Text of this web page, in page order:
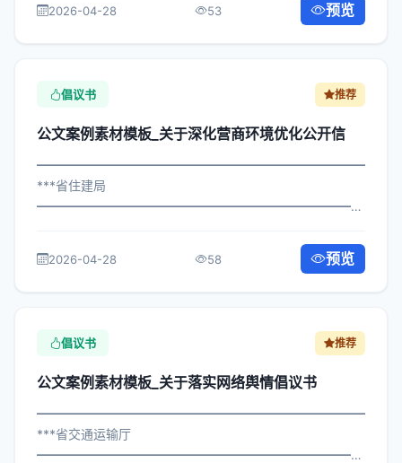
机构： 为深入贯彻落实习近平总书记关...
2026-04-28 53 预览
倡议书 推荐
公文案例素材模板_关于深化营商环境优化公开信
***省住建局
机构： 为深入贯彻落实习近平总书记关...
2026-04-28 58 预览
倡议书 推荐
公文案例素材模板_关于落实网络舆情倡议书
***省交通运输厅